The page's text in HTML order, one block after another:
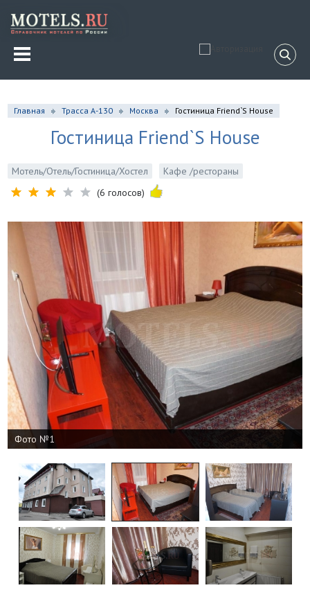
Главная Трасса А-130 Москва Гостиница Friend`S House
Гостиница Friend`S House
Мотель/Отель/Гостиница/Хостел
Кафе /рестораны
(6 голосов)
Фото №1